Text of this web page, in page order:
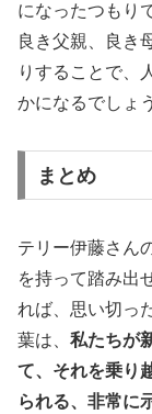
になったつもり
良き父親、良き
りすることで、
かになるでしょ
まとめ
テリー伊藤さん
を持って踏み出
れば、思い切っ
葉は、 私たちが
て、それを乗り
られる、非常に